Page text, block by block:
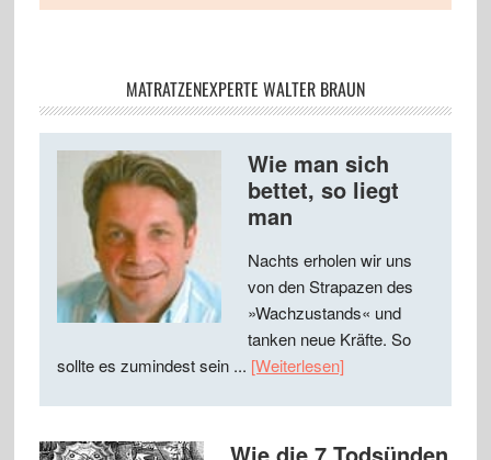
MATRATZENEXPERTE WALTER BRAUN
Wie man sich
bettet, so liegt
man
Nachts erholen wir uns
von den Strapazen des
»Wachzustands« und
tanken neue Kräfte. So
sollte es zumindest sein ... [Weiterlesen]